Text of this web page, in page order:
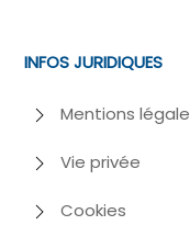
INFOS JURIDIQUES
Mentions
Vie privée
Cookies